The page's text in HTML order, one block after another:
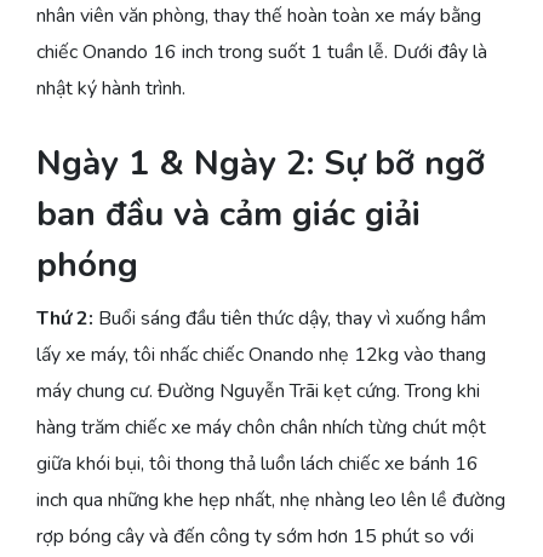
nhân viên văn phòng, thay thế hoàn toàn xe máy bằng
chiếc Onando 16 inch trong suốt 1 tuần lễ. Dưới đây là
nhật ký hành trình.
Ngày 1 & Ngày 2: Sự bỡ ngỡ
ban đầu và cảm giác giải
phóng
Thứ 2: Buổi sáng đầu tiên thức dậy, thay vì xuống hầm
lấy xe máy, tôi nhấc chiếc Onando nhẹ 12kg vào thang
máy chung cư. Đường Nguyễn Trãi kẹt cứng. Trong khi
hàng trăm chiếc xe máy chôn chân nhích từng chút một
giữa khói bụi, tôi thong thả luồn lách chiếc xe bánh 16
inch qua những khe hẹp nhất, nhẹ nhàng leo lên lề đường
rợp bóng cây và đến công ty sớm hơn 15 phút so với